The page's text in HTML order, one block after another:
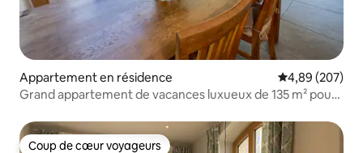
Appartement en résidence Évaluation
4,89 (207)
Grand appartement de vacances luxueux de 135 m² pour
Coup de cœur voyageurs